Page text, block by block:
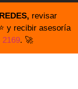
revisar
y recibir asesoría
2169. 🚀